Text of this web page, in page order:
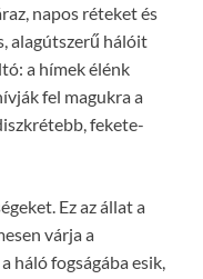
napos réteket és
alagútszerű hálóit
a hímek élénk
fel magukra a
fekete-
Ez az állat a
várja a
háló fogságába esik,